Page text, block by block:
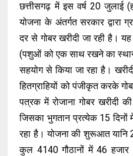
छत्तीसगढ़ में इस वर्ष 20 जुलाई
योजना के अंतर्गत सरकार द्वारा
दर से गोबर खरीदी जा रही है। यह
(पशुओं को एक साथ रखने का
सहयोग से किया जा रहा है।
हितग्राहियों को पंजीकृत करके
पत्रक में रोजाना गोबर खरीदी
जिसका भुगतान प्रत्येक 15 दिनों
रहा है। योजना की शुरूआत
कुल 4140 गौठानों में 46 हजार